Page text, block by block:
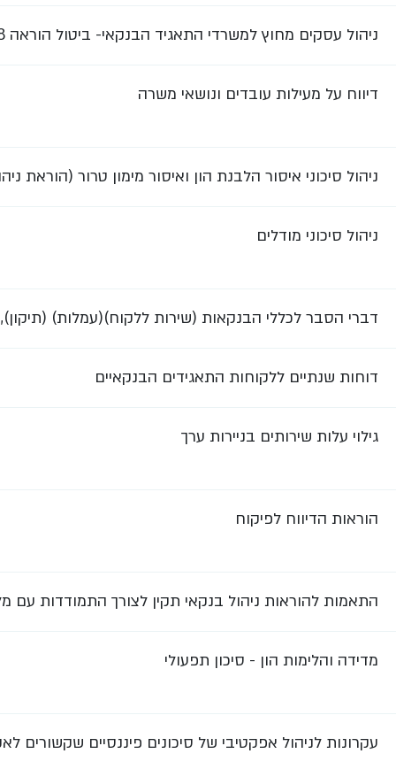
ניהול עסקים מחוץ למשרדי התאגיד הבנקאי- ביטול הוראה 358
דיווח על מעילות עובדים ונושאי משרה
ניהול סיכוני איסור הלבנת הון ואיסור מימון טרור (הוראת ניהול
ניהול סיכוני מודלים
דברי הסבר לכללי הבנקאות (שירות ללקוח)(עמלות) (תיקון),
דוחות שנתיים ללקוחות התאגידים הבנקאיים
גילוי עלות שירותים בניירות ערך
הוראות הדיווח לפיקוח
התאמות להוראות ניהול בנקאי תקין לצורך התמודדות
מדידה והלימות הון - סיכון תפעולי
עקרונות לניהול אפקטיבי של סיכונים פיננסיים שקשורים